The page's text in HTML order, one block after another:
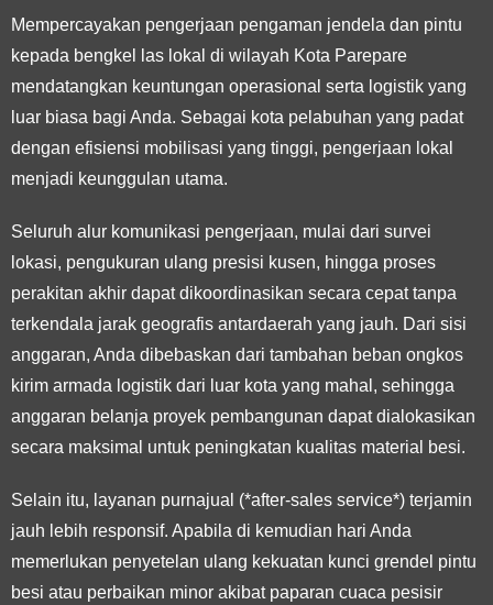
Mempercayakan pengerjaan pengaman jendela dan pintu
kepada bengkel las lokal di wilayah Kota Parepare
mendatangkan keuntungan operasional serta logistik yang
luar biasa bagi Anda. Sebagai kota pelabuhan yang padat
dengan efisiensi mobilisasi yang tinggi, pengerjaan lokal
menjadi keunggulan utama.
Seluruh alur komunikasi pengerjaan, mulai dari survei
lokasi, pengukuran ulang presisi kusen, hingga proses
perakitan akhir dapat dikoordinasikan secara cepat tanpa
terkendala jarak geografis antardaerah yang jauh. Dari sisi
anggaran, Anda dibebaskan dari tambahan beban ongkos
kirim armada logistik dari luar kota yang mahal, sehingga
anggaran belanja proyek pembangunan dapat dialokasikan
secara maksimal untuk peningkatan kualitas material besi.
Selain itu, layanan purnajual (*after-sales service*) terjamin
jauh lebih responsif. Apabila di kemudian hari Anda
memerlukan penyetelan ulang kekuatan kunci grendel pintu
besi atau perbaikan minor akibat paparan cuaca pesisir